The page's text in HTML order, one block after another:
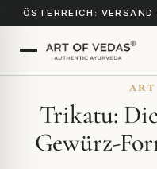
ÖSTERREICH:
Trikatu:
Gewürz-